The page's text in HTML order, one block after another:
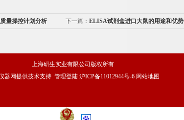
量操控计划分析 下一篇： ELISA试剂盒进口大鼠的用途和优势
上海研生实业有限公司版权所有
器网提供技术支持 管理登陆 沪ICP备11012944号-6 网站地图